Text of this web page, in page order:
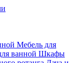
Мебель для
ванной Шкафы